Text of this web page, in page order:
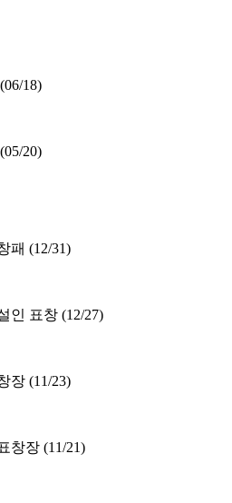
18)
20)
패 (12/31)
인 표창 (12/27)
장 (11/23)
창장 (11/21)